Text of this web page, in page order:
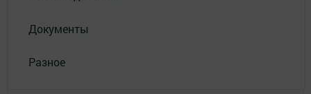
Документы
Разное